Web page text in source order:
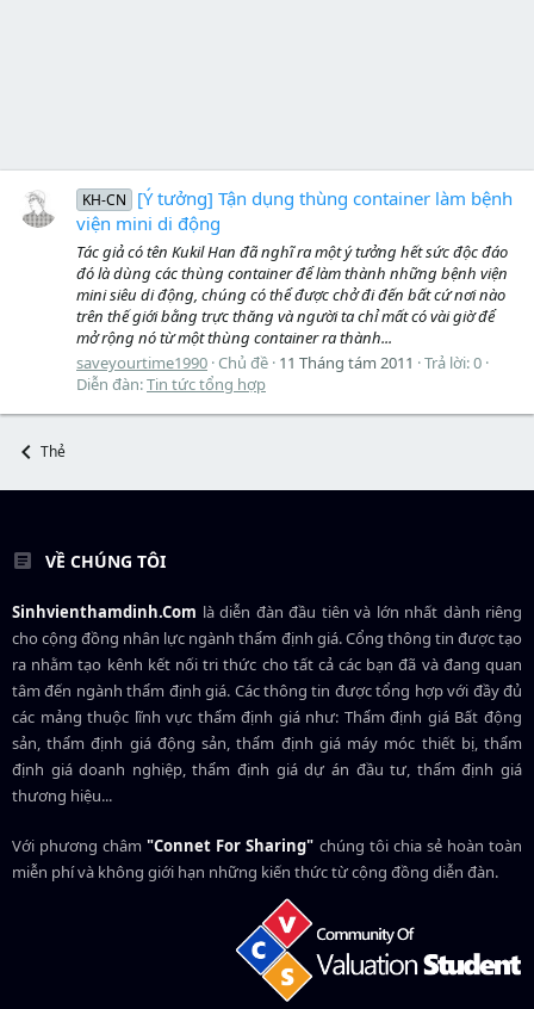
KH-CN
[Ý tưởng] Tận dụng thùng container làm bệnh
viện mini di động
Tác giả có tên Kukil Han đã nghĩ ra một ý tưởng hết sức độc đáo
đó là dùng các thùng container để làm thành những bệnh viện
mini siêu di động, chúng có thể được chở đi đến bất cứ nơi nào
trên thế giới bằng trực thăng và người ta chỉ mất có vài giờ để
mở rộng nó từ một thùng container ra thành...
saveyourtime1990 Chủ đề 11 Tháng tám 2011
Trả lời: 0
Diễn đàn:Tin tức tổng hợp
Thẻ
VỀ CHÚNG TÔI
Sinhvienthamdinh.Com là diễn đàn đầu tiên và lớn nhất dành riêng
cho cộng đồng nhân lực ngànhthẩm định giá. Cổng thông tin được tạo
ra nhằm tạo kênh kết nối tri thức cho tất cả các bạn đã và đang quan
tâm đến ngành thẩm định giá. Các thông tin được tổng hợp với đầy đủ
các mảng thuộc lĩnh vực thẩm định giá như: Thẩm định giá Bất động
sản, thẩm định giá động sản, thẩm định giá máy móc thiết bị, thẩm
định giá doanh nghiệp, thẩm định giá dự án đầu tư, thẩm định giá
thương hiệu...
Với phương châm"Connet For Sharing" chúng tôi chia sẻ hoàn toàn
miễn phí và không giới hạn những kiến thức từ cộng đồng diễn đàn.